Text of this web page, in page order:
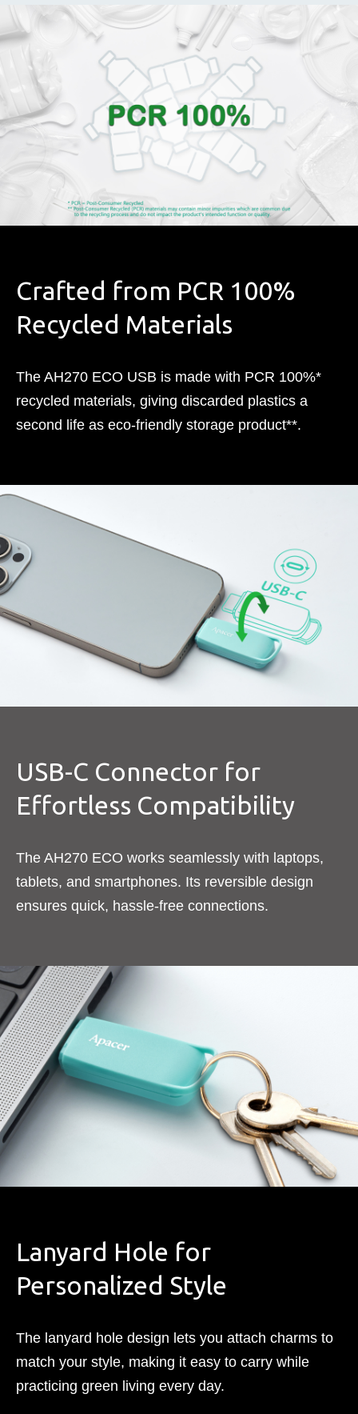
Crafted from PCR 100%
Recycled Materials
The AH270 ECO USB is made with PCR 100%*
recycled materials, giving discarded plastics a
second life as eco-friendly storage product**.
USB-C Connector for
Effortless Compatibility
The AH270 ECO works seamlessly with laptops,
tablets, and smartphones. Its reversible design
ensures quick, hassle-free connections.
Lanyard Hole for
Personalized Style
The lanyard hole design lets you attach charms to
match your style, making it easy to carry while
practicing green living every day.